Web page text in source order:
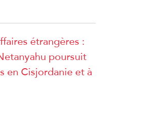
étrangères :
poursuit
en Cisjordanie et à